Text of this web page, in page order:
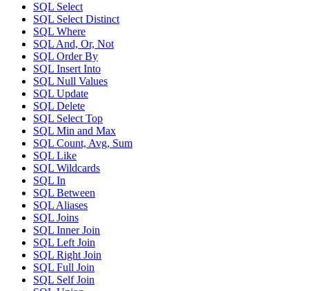
SQL Select
SQL Select Distinct
SQL Where
SQL And, Or, Not
SQL Order By
SQL Insert Into
SQL Null Values
SQL Update
SQL Delete
SQL Select Top
SQL Min and Max
SQL Count, Avg, Sum
SQL Like
SQL Wildcards
SQL In
SQL Between
SQL Aliases
SQL Joins
SQL Inner Join
SQL Left Join
SQL Right Join
SQL Full Join
SQL Self Join